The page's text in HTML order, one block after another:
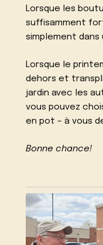
Lorsque les
suffisamment
simplement
Lorsque le
dehors et
jardin avec les
vous pouvez
en pot – à vous
Bonne chance!